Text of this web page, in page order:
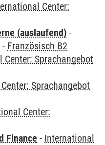
Center:
(auslaufend) -
- Französisch B2
Center: Sprachangebot
Sprachangebot
Center:
Finance - International